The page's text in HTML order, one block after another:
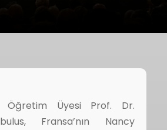
Öğretim Üyesi Prof. Dr.
Fransa’nın Nancy